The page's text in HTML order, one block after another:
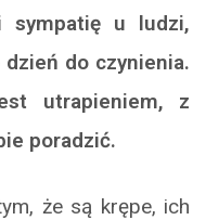
u ludzi,
do czynienia.
utrapieniem, z
poradzić.
że są krępe, ich